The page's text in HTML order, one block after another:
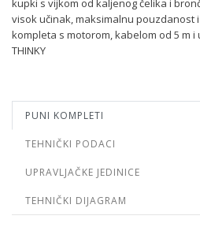
kupki s vijkom od kaljenog čelika i
visok učinak, maksimalnu pouzdanost
kompleta s motorom, kabelom od 5 m
THINKY
PUNI KOMPLETI
TEHNIČKI PODACI
UPRAVLJAČKE JEDINICE
TEHNIČKI DIJAGRAM